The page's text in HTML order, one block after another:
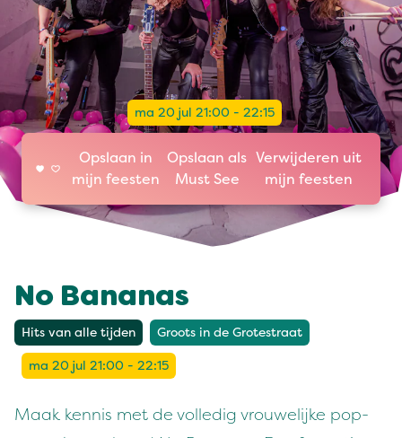
ma 20 jul 21:00 - 22:15
Opslaan in
mijn feesten
Opslaan als
Must See
Verwijderen uit
mijn feesten
No Bananas
Hits van alle tijden Groots in de Grotestraat
ma 20 jul 21:00 - 22:15
Maak kennis met de volledig vrouwelijke pop-